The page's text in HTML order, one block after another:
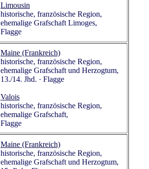
Limousin
historische, französische Region,
ehemalige Grafschaft Limoges,
Flagge
Maine (Frankreich)
historische, französische Region,
ehemalige Grafschaft und Herzogtum,
13./14. Jhd. · Flagge
Valois
historische, französische Region,
ehemalige Grafschaft,
Flagge
Maine (Frankreich)
historische, französische Region,
ehemalige Grafschaft und Herzogtum,